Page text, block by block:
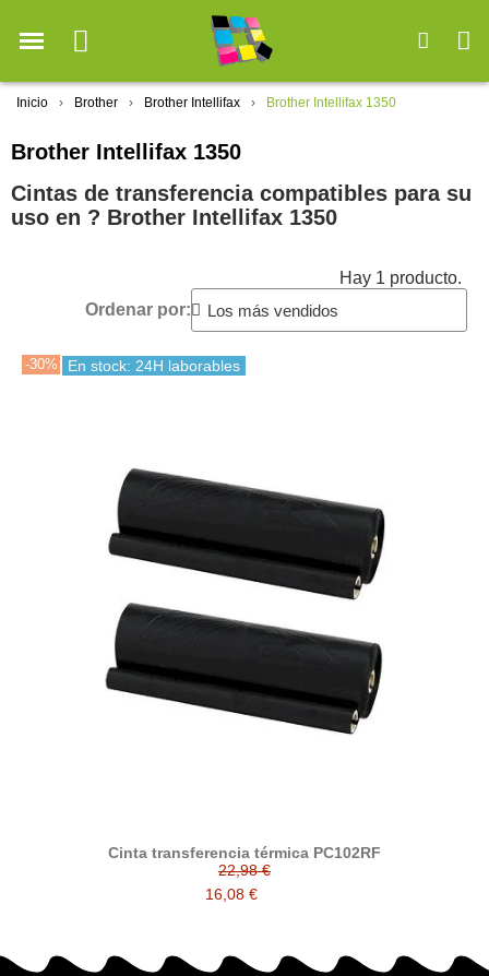
Inicio Brother Brother Intellifax Brother Intellifax 1350
Brother Intellifax 1350
Cintas de transferencia compatibles para su
uso en ?️ Brother Intellifax 1350
Hay 1 producto.
Ordenar por:
-30% En stock: 24H laborables
Cinta transferencia térmica PC102RF
22,98 €
16,08 €